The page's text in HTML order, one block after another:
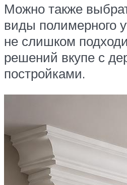
Можно также
виды полимерного
не слишком
решений вкупе с
постройками.